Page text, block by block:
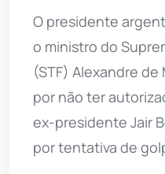
O presidente
o ministro do
(STF) Alexandre de
por não ter
ex-presidente Jair
por tentativa de